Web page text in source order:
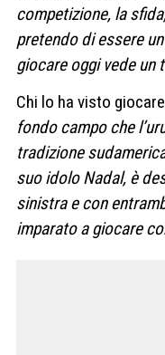
competizione, la
pretendo di essere
giocare oggi vede un
Chi lo ha visto
fondo campo che
tradizione
suo idolo Nadal, è
sinistra e con
imparato a giocare